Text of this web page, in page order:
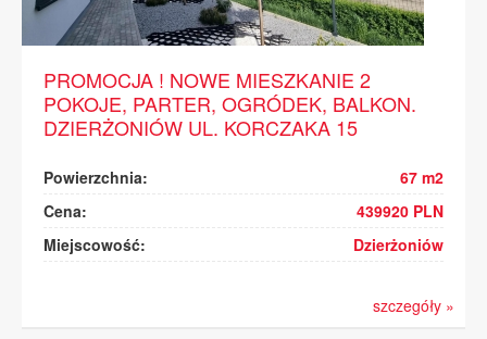
PROMOCJA ! NOWE MIESZKANIE 2
POKOJE, PARTER, OGRÓDEK, BALKON.
DZIERŻONIÓW UL. KORCZAKA 15
Powierzchnia:
67 m2
Cena:
439920 PLN
Miejscowość:
Dzierżoniów
szczegóły »